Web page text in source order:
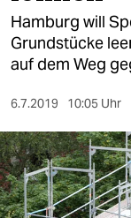
öko
gesellschaft
sport
berlin
nord
Hamburg will
Grundstücke
auf dem Weg
6.7.2019 10:05 Uhr